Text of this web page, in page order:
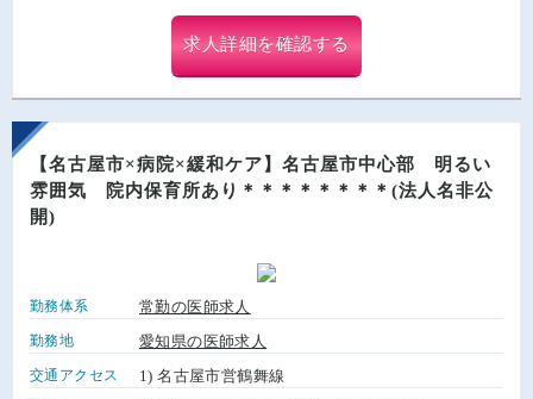
求人詳細を確認する
【名古屋市×病院×緩和ケア】名古屋市中心部 明るい
雰囲気 院内保育所あり＊＊＊＊＊＊＊＊(法人名非公
開)
勤務体系 常勤の医師求人
勤務地 愛知県の医師求人
交通アクセス 1) 名古屋市営鶴舞線